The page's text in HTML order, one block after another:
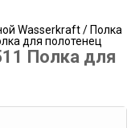
Wasserkraft/Полка
для полотенец
Полка для